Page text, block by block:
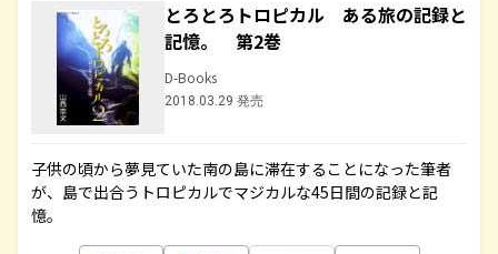
とろとろトロピカル ある旅の記録と
記憶。 第2巻
D-Books
2018.03.29 発売
子供の頃から夢見ていた南の島に滞在することになった筆者
が、島で出合うトロピカルでマジカルな45日間の記録と記
憶。